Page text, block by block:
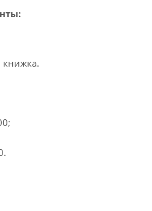
книжка.